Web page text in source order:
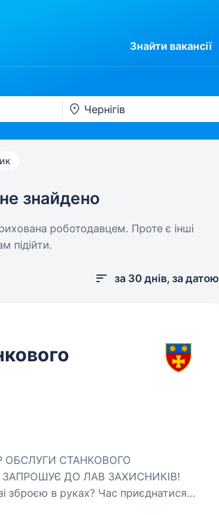
Знайти вакансії
знайдено
роботодавцем. Проте є інші
підійти.
за 30 днів, за датою
ДО ЛАВ ЗАХИСНИКІВ!
зброєю в руках? Час приєднатися